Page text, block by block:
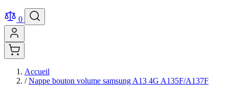
0
Accueil
/ Nappe bouton volume samsung A13 4G A135F/A137F